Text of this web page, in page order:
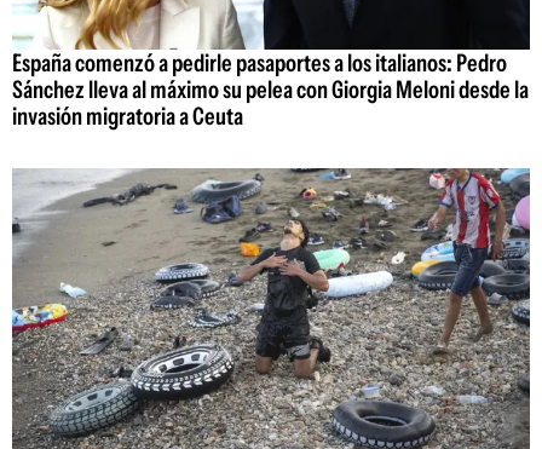
España comenzó a pedirle pasaportes a los italianos: Pedro
Sánchez lleva al máximo su pelea con Giorgia Meloni desde la
invasión migratoria a Ceuta